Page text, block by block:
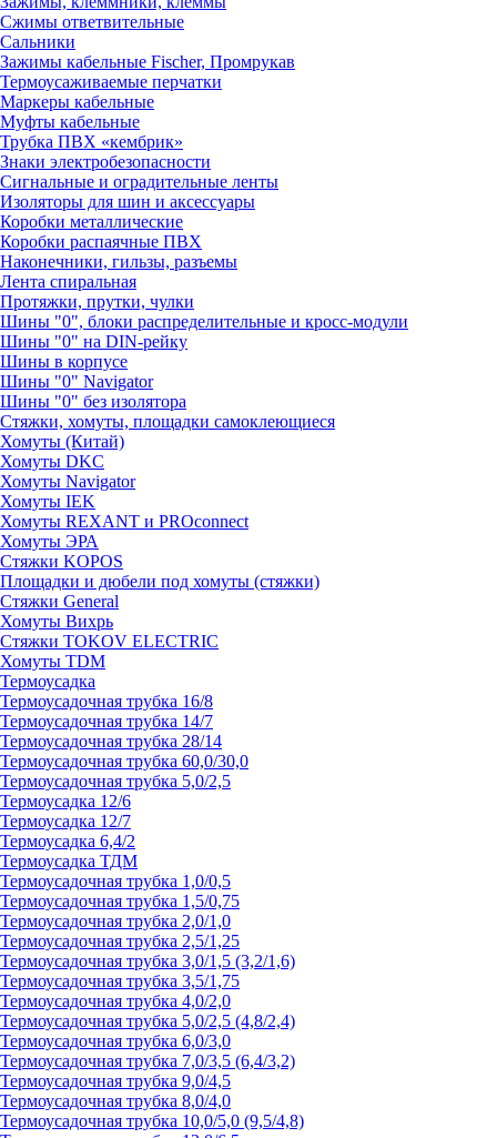
Сжимы ответвительные
Сальники
Зажимы кабельные Fischer, Промрукав
Термоусаживаемые перчатки
Маркеры кабельные
Муфты кабельные
Трубка ПВХ «кембрик»
Знаки электробезопасности
Сигнальные и оградительные ленты
Изоляторы для шин и аксессуары
Коробки металлические
Коробки распаячные ПВХ
Наконечники, гильзы, разъемы
Лента спиральная
Протяжки, прутки, чулки
Шины "0", блоки распределительные и кросс-модули
Шины "0" на DIN-рейку
Шины в корпусе
Шины "0" Navigator
Шины "0" без изолятора
Стяжки, хомуты, площадки самоклеющиеся
Хомуты (Китай)
Хомуты DKC
Хомуты Navigator
Хомуты IEK
Хомуты REXANT и PROconnect
Хомуты ЭРА
Стяжки KOPOS
Площадки и дюбели под хомуты (стяжки)
Стяжки General
Хомуты Вихрь
Стяжки TOKOV ELECTRIC
Хомуты TDM
Термоусадка
Термоусадочная трубка 16/8
Термоусадочная трубка 14/7
Термоусадочная трубка 28/14
Термоусадочная трубка 60,0/30,0
Термоусадочная трубка 5,0/2,5
Термоусадка 12/6
Термоусадка 12/7
Термоусадка 6,4/2
Термоусадка ТДМ
Термоусадочная трубка 1,0/0,5
Термоусадочная трубка 1,5/0,75
Термоусадочная трубка 2,0/1,0
Термоусадочная трубка 2,5/1,25
Термоусадочная трубка 3,0/1,5 (3,2/1,6)
Термоусадочная трубка 3,5/1,75
Термоусадочная трубка 4,0/2,0
Термоусадочная трубка 5,0/2,5 (4,8/2,4)
Термоусадочная трубка 6,0/3,0
Термоусадочная трубка 7,0/3,5 (6,4/3,2)
Термоусадочная трубка 9,0/4,5
Термоусадочная трубка 8,0/4,0
Термоусадочная трубка 10,0/5,0 (9,5/4,8)